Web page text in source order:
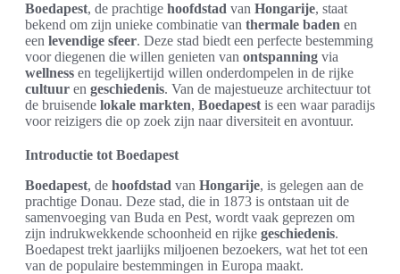
Boedapest, de prachtige hoofdstad van Hongarije, staat
bekend om zijn unieke combinatie van thermale baden en
een levendige sfeer. Deze stad biedt een perfecte bestemming
voor diegenen die willen genieten van ontspanning via
wellness en tegelijkertijd willen onderdompelen in de rijke
cultuur en geschiedenis. Van de majestueuze architectuur tot
de bruisende lokale markten, Boedapest is een waar paradijs
voor reizigers die op zoek zijn naar diversiteit en avontuur.
Introductie tot Boedapest
Boedapest, de hoofdstad van Hongarije, is gelegen aan de
prachtige Donau. Deze stad, die in 1873 is ontstaan uit de
samenvoeging van Buda en Pest, wordt vaak geprezen om
zijn indrukwekkende schoonheid en rijke geschiedenis.
Boedapest trekt jaarlijks miljoenen bezoekers, wat het tot een
van de populaire bestemmingen in Europa maakt.